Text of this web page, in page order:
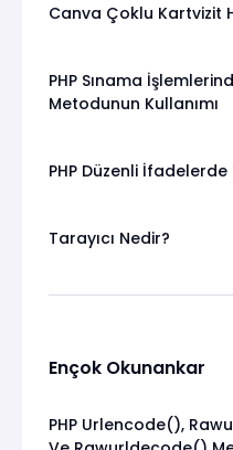
Canva Çoklu Kartvizit
PHP Sınama
Metodunun Kullanımı
PHP Düzenli İfadelerde
Tarayıcı Nedir?
Ençok Okunankar
PHP Urlencode(),